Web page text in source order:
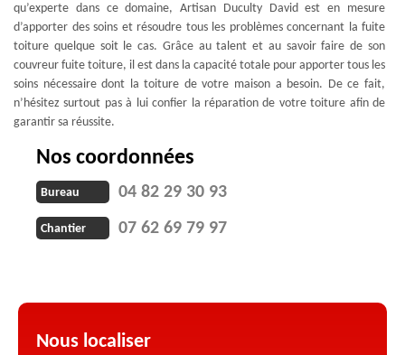
qu’experte dans ce domaine, Artisan Duculty David est en mesure
d’apporter des soins et résoudre tous les problèmes concernant la fuite
toiture quelque soit le cas. Grâce au talent et au savoir faire de son
couvreur fuite toiture, il est dans la capacité totale pour apporter tous les
soins nécessaire dont la toiture de votre maison a besoin. De ce fait,
n’hésitez surtout pas à lui confier la réparation de votre toiture afin de
garantir sa réussite.
Nos coordonnées
Bureau 04 82 29 30 93
Chantier 07 62 69 79 97
Nous localiser